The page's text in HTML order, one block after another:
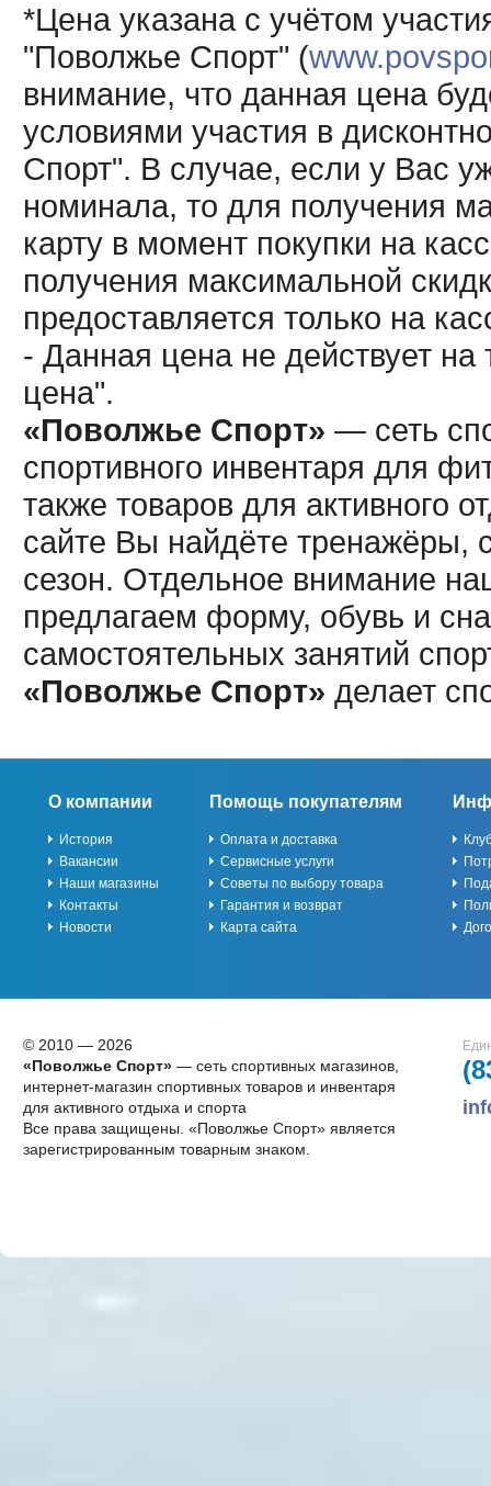
*Цена указана с учётом
"Поволжье Спорт" (
внимание, что данная цена
условиями участия в
Спорт". В случае, если у Вас
номинала, то для получения
карту в момент покупки на
получения максимальной
предоставляется только на
- Данная цена не действует
цена".
«Поволжье Спорт» — сеть
спортивного инвентаря для
также товаров для активного
сайте Вы найдёте тренажёры,
сезон. Отдельное внимание
предлагаем форму, обувь и
самостоятельных занятий
«Поволжье Спорт» делает
О компании
История
Вакансии
Наши магазины
Контакты
Новости
Помощь покупателям
Оплата и доставка
Сервисные услуги
Советы по выбору товара
Гарантия и возврат
Карта сайта
© 2010 — 2026
«Поволжье Спорт»— сеть спортивных магазинов,
интернет-магазин спортивных товаров и инвентаря
для активного отдыха и спорта
Все права защищены. «Поволжье Спорт» является
зарегистрированным товарным знаком.